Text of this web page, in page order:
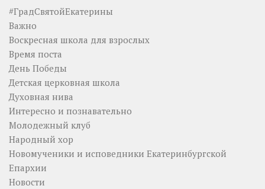
#ГрадСвятойЕкатерины
Важно
Воскресная школа для взрослых
Время поста
День Победы
Детская церковная школа
Духовная нива
Интересно и познавательно
Молодежный клуб
Народный хор
Новомученики и исповедники Екатеринбургской
Епархии
Новости